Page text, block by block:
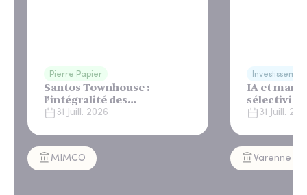
Pierre Papier
Santos Townhouse :
l’intégralité des
appartements réservés à
31 Juill. 2026
MIMCO
IA et
sélectivité
31 Juill.
Varenne